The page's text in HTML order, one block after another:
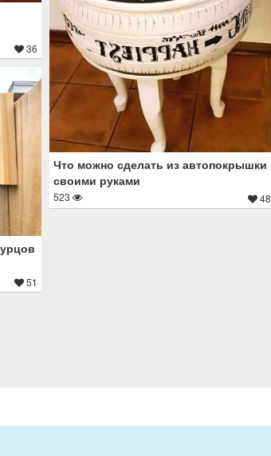
36
Что можно сделать из автопокрышки
своими руками
523 48
51